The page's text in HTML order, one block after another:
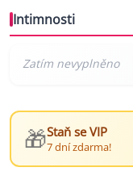
Intimnosti
🎁Staň se VIP
7 dní zdarma!